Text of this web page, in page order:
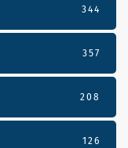
344
357
208
126